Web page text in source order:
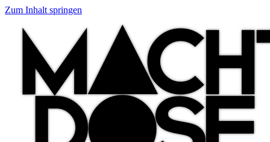
Zum Inhalt springen